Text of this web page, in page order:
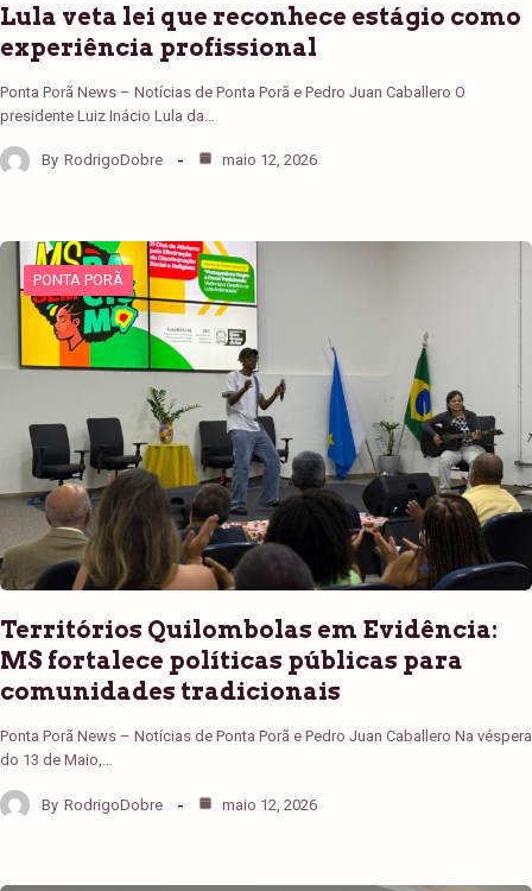
Lula veta lei que reconhece estágio como
experiência profissional
Ponta Porã News – Notícias de Ponta Porã e Pedro Juan Caballero O
presidente Luiz Inácio Lula da…
By RodrigoDobre maio 12, 2026
PONTA PORÃ
Territórios Quilombolas em Evidência:
MS fortalece políticas públicas para
comunidades tradicionais
Ponta Porã News – Notícias de Ponta Porã e Pedro Juan Caballero Na véspera
do 13 de Maio,…
By RodrigoDobre maio 12, 2026